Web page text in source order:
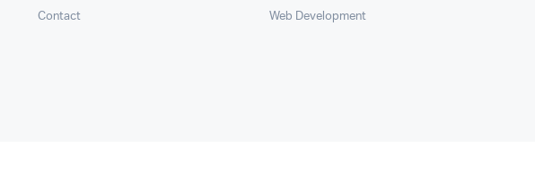
Contact Web Development